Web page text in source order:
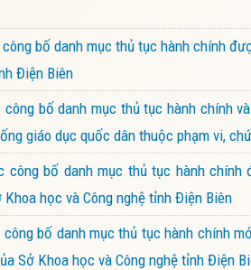
bố danh mục thủ tục hành chính
Điện Biên
bố danh mục thủ tục hành chính
giáo dục quốc dân thuộc phạm vi,
công bố danh mục thủ tục hành
học và Công nghệ tỉnh Điện Biên
bố danh mục thủ tục hành chính
Sở Khoa học và Công nghệ tỉnh Điện